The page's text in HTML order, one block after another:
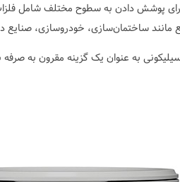
پوشش دادن به سطوح مختلف شامل
ساختمان‌سازی، خودروسازی، صنایع
به عنوان یک گزینه مقرون به